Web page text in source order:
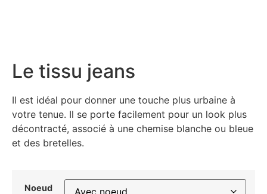
Le tissu jeans
Il est idéal pour donner une touche plus urbaine à
votre tenue. Il se porte facilement pour un look plus
décontracté, associé à une chemise blanche ou bleue
et des bretelles.
Noeud